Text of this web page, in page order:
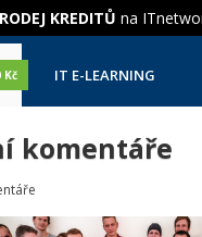
KREDITŮ na
Kč IT E-LEARNING
komentáře